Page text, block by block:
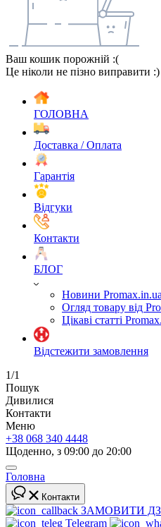
Ваш кошик порожній :(
Це ніколи не пізно виправити :)
ГОЛОВНА
Доставка / Оплата
Гарантія
Відгуки
Контакти
БЛОГ
Новини Promax.in.ua
Огляд товару від
Цікаві статті
Відстежити замовлення
1/1
Пошук
Дивилися
Контакти
Меню
+38 068 340 4448
Щоденно, з 09:00 до 20:00
Головна
Контакти
ЗАМОВИТИ
Telegram